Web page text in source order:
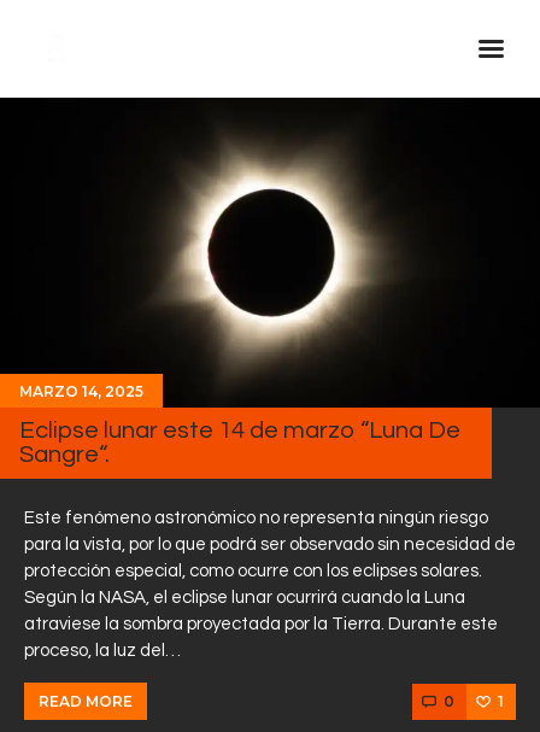
Inicio Real FM
Streaming
Descarga La APP
Programas
Equipo
Sobre Nosotros
Contactos
MARZO 14, 2025
Eclipse lunar este 14 de marzo “Luna De
Sangre“.
Este fenómeno astronómico no representa ningún riesgo
para la vista, por lo que podrá ser observado sin necesidad de
protección especial, como ocurre con los eclipses solares.
Según la NASA, el eclipse lunar ocurrirá cuando la Luna
atraviese la sombra proyectada por la Tierra. Durante este
proceso, la luz del…
READ MORE 0 1